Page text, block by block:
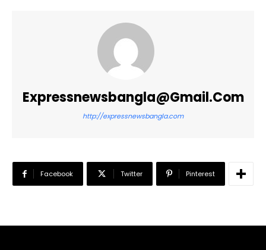
Expressnewsbangla@gmail.com
http://expressnewsbangla.com
Facebook Twitter Pinterest